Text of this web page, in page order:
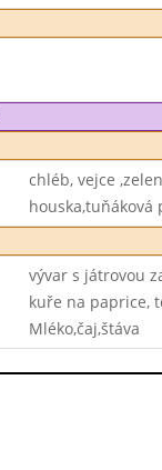
chléb, vejce
houska,tuňáková
vývar s játrovou
kuře na paprice,
Mléko,čaj,štáva